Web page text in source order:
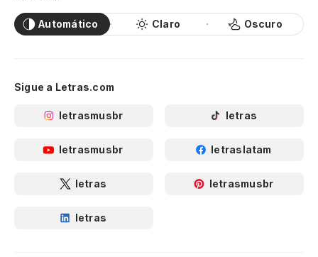
Automático Claro Oscuro
Sigue a Letras.com
letrasmusbr letras
letrasmusbr letraslatam
letras letrasmusbr
letras